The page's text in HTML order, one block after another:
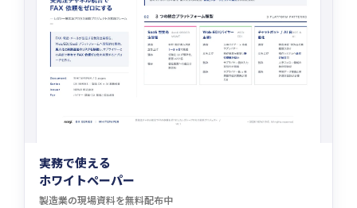
実務で使える
ホワイトペーパー
製造業の現場資料を無料配布中